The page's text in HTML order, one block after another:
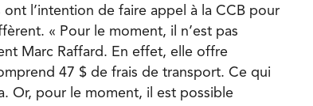
ont l’intention de faire appel à la CCB pour
« Pour le moment, il n’est pas
Marc Raffard. En effet, elle offre
47 $ de frais de transport. Ce qui
Or, pour le moment, il est possible